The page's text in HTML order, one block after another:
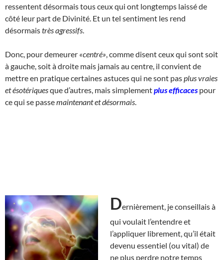
ressentent désormais tous ceux qui ont longtemps laissé de
côté leur part de Divinité. Et un tel sentiment les rend
désormaistrès agressifs
Donc, pour demeurer «centré» , comme disent ceux qui sont soit
à gauche, soit à droite mais jamais au centre, il convient de
mettre en pratique certaines astuces qui ne sont pasplus vraies
et ésotériquesque d’autres, mais simplementplus efficacespour
ce qui se passemaintenant et désormais
Dernièrement, je conseillais à
qui voulait l’entendre et
l’appliquer librement, qu’il était
devenu essentiel (ou vital) de
ne plus perdre notre temps